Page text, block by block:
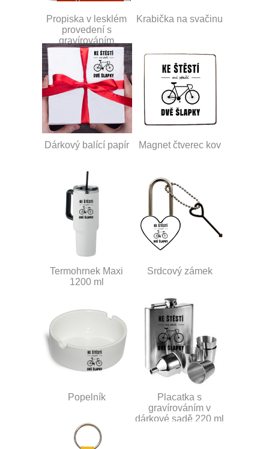
Propiska v lesklém
provedení s
gravírováním
Krabička na svačinu
Dárkový balící papír Magnet čtverec kov
Termohrnek Maxi
1200 ml
Srdcový zámek
Popelník
Placatka s
gravírováním v
dárkové sadě 220 ml